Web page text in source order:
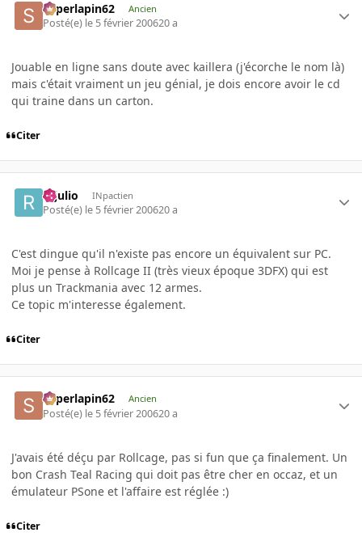
superlapin62 Ancien
Posté(e) le 5 février 200620 a
Jouable en ligne sans doute avec kaillera (j'écorche le nom là)
mais c'était vraiment un jeu génial, je dois encore avoir le cd
qui traine dans un carton.
Citer
rejulio INpactien
Posté(e) le 5 février 200620 a
C'est dingue qu'il n'existe pas encore un équivalent sur PC.
Moi je pense à Rollcage II (très vieux époque 3DFX) qui est
plus un Trackmania avec 12 armes.
Ce topic m'interesse également.
Citer
superlapin62 Ancien
Posté(e) le 5 février 200620 a
J'avais été déçu par Rollcage, pas si fun que ça finalement. Un
bon Crash Teal Racing qui doit pas être cher en occaz, et un
émulateur PSone et l'affaire est réglée :)
Citer